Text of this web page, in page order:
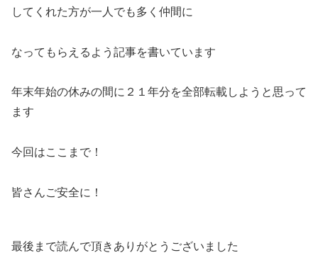
してくれた方が一人でも多く仲間に
なってもらえるよう記事を書いています
年末年始の休みの間に２１年分を全部転載しようと思って
ます
今回はここまで！
皆さんご安全に！
最後まで読んで頂きありがとうございました